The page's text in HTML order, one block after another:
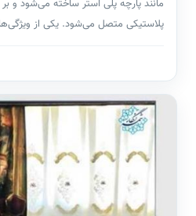
مانند پارچه پلی استر ساخته می‌شود و
پلاستیکی متصل می‌شود. یکی از
می‌توان میزان نوری که به فضا وارد
رول شید به دلیل طراحی کم‌حجم و
فضاهای مختلف از جمله اتاق نشیمن،
می‌باشد. افراد زیادی امروزه به دنبال
وسایل خود در خانه هستند. دکور
شده و نمی توان با شلوغ کردن بیش از
آن را دیزاین کرد و بهتر است بهترین ها
شدن همیشه استفاده از وسایل جدید